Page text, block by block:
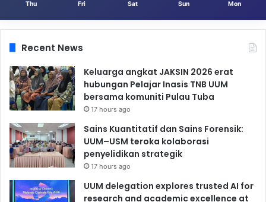
Thu Fri Sat Sun Mon
Recent News
Keluarga angkat JAKSIN 2026 erat
hubungan Pelajar Inasis TNB UUM
bersama komuniti Pulau Tuba
17 hours ago
Sains Kuantitatif dan Sains Forensik:
UUM–USM teroka kolaborasi
penyelidikan strategik
17 hours ago
UUM delegation explores trusted AI for
research and academic excellence at